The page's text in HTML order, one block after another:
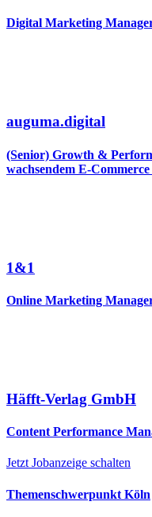
Digital Marketing
auguma.digital
(Senior) Growth &
wachsendem E-
1&1
Online Marketing
Häfft-Verlag GmbH
Content Performance
Jetzt Jobanzeige schalten
Themenschwerpunkt Köln